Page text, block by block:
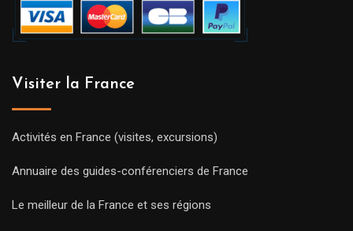
Visiter la France
Activités en France (visites, excursions)
Annuaire des guides-conférenciers de France
Le meilleur de la France et ses régions